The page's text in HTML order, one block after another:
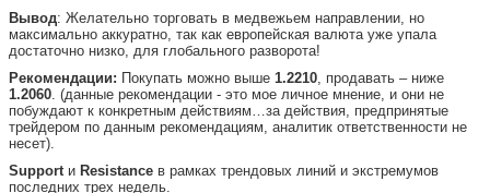
Вывод: Желательно торговать в медвежьем направлении, но
максимально аккуратно, так как европейская валюта уже упала
достаточно низко, для глобального разворота!
Рекомендации: Покупать можно выше 1.2210, продавать – ниже
1.2060. (данные рекомендации - это мое личное мнение, и они не
побуждают к конкретным действиям…за действия, предпринятые
трейдером по данным рекомендациям, аналитик ответственности не
несет).
Supportи Resistance в рамках трендовых линий и экстремумов
последних трех недель.